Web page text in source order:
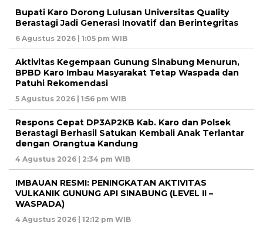
Bupati Karo Dorong Lulusan Universitas Quality
Berastagi Jadi Generasi Inovatif dan Berintegritas
6 Agustus 2026 | 1:05 pm WIB
Aktivitas Kegempaan Gunung Sinabung Menurun,
BPBD Karo Imbau Masyarakat Tetap Waspada dan
Patuhi Rekomendasi
5 Agustus 2026 | 1:56 pm WIB
Respons Cepat DP3AP2KB Kab. Karo dan Polsek
Berastagi Berhasil Satukan Kembali Anak Terlantar
dengan Orangtua Kandung
4 Agustus 2026 | 2:34 pm WIB
IMBAUAN RESMI: PENINGKATAN AKTIVITAS
VULKANIK GUNUNG API SINABUNG (LEVEL II –
WASPADA)
4 Agustus 2026 | 12:12 pm WIB